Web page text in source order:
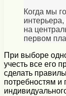
Когда мы
на
первом
При выборе
учесть все его
сделать
потребностям и